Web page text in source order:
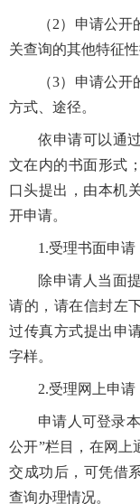
（2）申请公
关查询的其他特征性
（3）申请公
方式、途径。
依申请可以通
文在内的书面形式
口头提出，由本机
开申请。
1.受理书面申请
除申请人当面
请的，请在信封左
过传真方式提出申
字样。
2.受理网上申请
申请人可登录
公开”栏目，在网上
交成功后，可凭借
查询办理情况。